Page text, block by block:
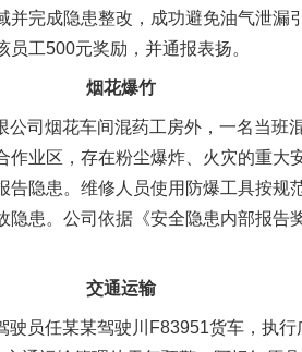
完成隐患整改，成功避免油气泄漏
工500元奖励，并通报表扬。
烟花爆竹
烟花车间混药工房外，一名当班
业区，存在粉尘爆炸、火灾的重大
隐患。维修人员使用防爆工具按规
患。公司依据《安全隐患内部报告
交通运输
任某某驾驶川F83951货车，执行